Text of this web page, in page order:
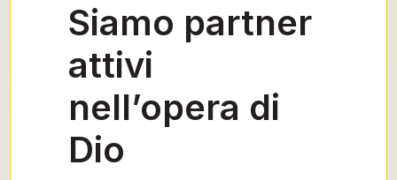
Siamo partner
attivi
nell’opera di
Dio